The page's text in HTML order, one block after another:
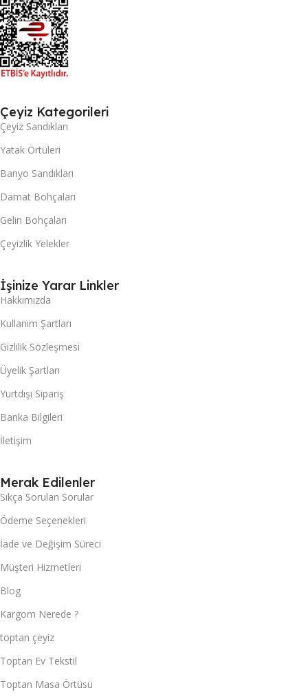
Çeyiz Kategorileri
Çeyiz Sandıkları
Yatak Örtüleri
Banyo Sandıkları
Damat Bohçaları
Gelin Bohçaları
Çeyizlik Yelekler
İşinize Yarar Linkler
Hakkımızda
Kullanım Şartları
Gizlilik Sözleşmesi
Üyelik Şartları
Yurtdışı Sipariş
Banka Bilgileri
İletişim
Merak Edilenler
Sıkça Sorulan Sorular
Ödeme Seçenekleri
İade ve Değişim Süreci
Müşteri Hizmetleri
Blog
Kargom Nerede ?
toptan çeyiz
Toptan Ev Tekstil
Toptan Masa Örtüsü